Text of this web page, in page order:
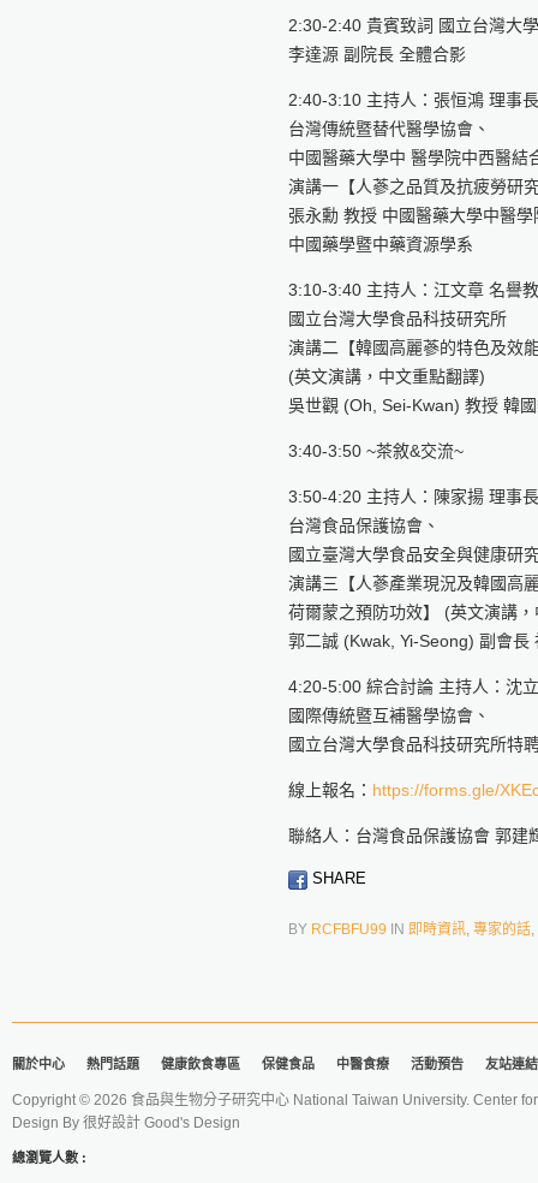
2:30-2:40 貴賓致詞 國立台灣大
李達源 副院長 全體合影
2:40-3:10 主持人：張恒鴻 理事長
台灣傳統暨替代醫學協會、
中國醫藥大學中 醫學院中西醫結
演講一【人蔘之品質及抗疲勞研
張永勳 教授 中國醫藥大學中醫學
中國藥學暨中藥資源學系
3:10-3:40 主持人：江文章 名譽
國立台灣大學食品科技研究所
演講二【韓國高麗蔘的特色及效
(英文演講，中文重點翻譯)
吳世觀 (Oh, Sei-Kwan) 教授 韓
3:40-3:50 ~茶敘&交流~
3:50-4:20 主持人：陳家揚 理事長
台灣食品保護協會、
國立臺灣大學食品安全與健康研
演講三【人蔘產業現況及韓國高
荷爾蒙之預防功效】 (英文演講
郭二誠 (Kwak, Yi-Seong) 副會長
4:20-5:00 綜合討論 主持人：沈
國際傳統暨互補醫學協會、
國立台灣大學食品科技研究所特
線上報名： https://forms.gle/
聯絡人：台灣食品保護協會 郭建
SHARE
BY RCFBFU99 IN 即時資訊, 專家的話,
關於中心 熱門話題 健康飲食專區 保健食品 中醫食療 活動預告 友站連結
Copyright © 2026 食品與生物分子研究中心 National Taiwan University. Center
Design By 很好設計 Good's Design
總瀏覽人數 :